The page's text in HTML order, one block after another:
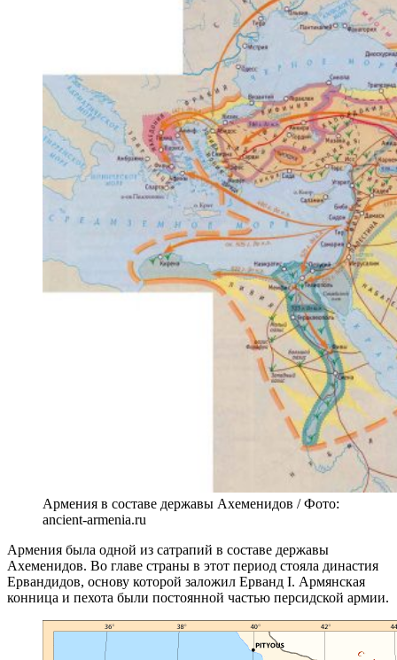
Армения в составе державы Ахеменидов / Фото:
ancient-armenia.ru
Армения была одной из сатрапий в составе державы
Ахеменидов. Во главе страны в этот период стояла династия
Ервандидов, основу которой заложил Ерванд I. Армянская
конница и пехота были постоянной частью персидской армии.